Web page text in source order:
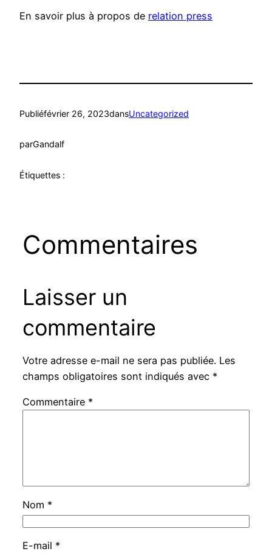
En savoir plus à propos de relation press
Publiéfévrier 26, 2023dansUncategorized
parGandalf
Étiquettes :
Commentaires
Laisser un
commentaire
Votre adresse e-mail ne sera pas publiée. Les
champs obligatoires sont indiqués avec *
Commentaire *
Nom *
E-mail *